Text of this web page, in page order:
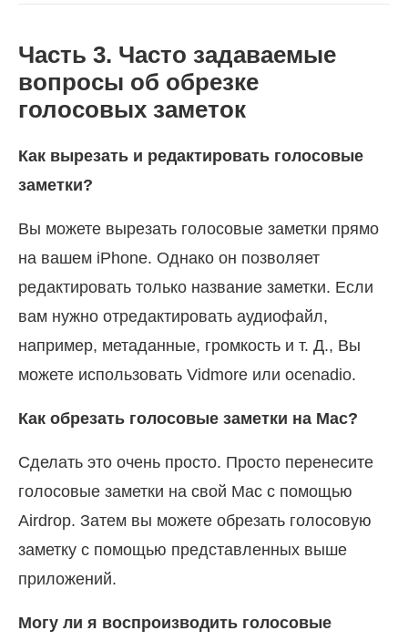
Часть 3. Часто задаваемые
вопросы об обрезке
голосовых заметок
Как вырезать и редактировать голосовые
заметки?
Вы можете вырезать голосовые заметки прямо
на вашем iPhone. Однако он позволяет
редактировать только название заметки. Если
вам нужно отредактировать аудиофайл,
например, метаданные, громкость и т. Д., Вы
можете использовать Vidmore или ocenadio.
Как обрезать голосовые заметки на Mac?
Сделать это очень просто. Просто перенесите
голосовые заметки на свой Mac с помощью
Airdrop. Затем вы можете обрезать голосовую
заметку с помощью представленных выше
приложений.
Могу ли я воспроизводить голосовые